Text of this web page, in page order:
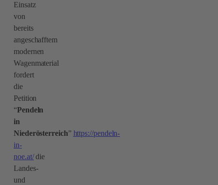
Einsatz
von
bereits
angeschafftem
modernen
Wagenmaterial
fordert
die
Petition
“Pendeln
in
Niederösterreich” https://pendeln-
in-
noe.at/die
Landes-
und